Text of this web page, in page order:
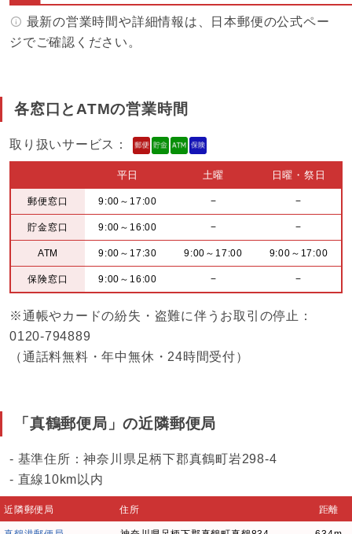
最新の営業時間や詳細情報は、日本郵便の公式ペー
ジでご確認ください。
各窓口とATMの営業時間
取り扱いサービス：
平日 土曜 日曜・祭日
郵便窓口 9:00～17:00 − −
貯金窓口 9:00～16:00 − −
ATM 9:00～17:30 9:00～17:00 9:00～17:00
保険窓口 9:00～16:00 − −
※通帳やカードの紛失・盗難に伴うお取引の停止：
0120-794889
（通話料無料・年中無休・24時間受付）
「真鶴郵便局」の近隣郵便局
- 基準住所：神奈川県足柄下郡真鶴町岩298-4
- 直線10km以内
近隣郵便局 住所 距離